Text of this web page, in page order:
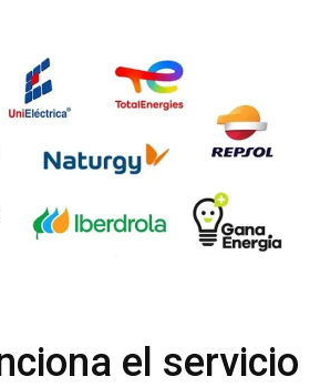
el servicio